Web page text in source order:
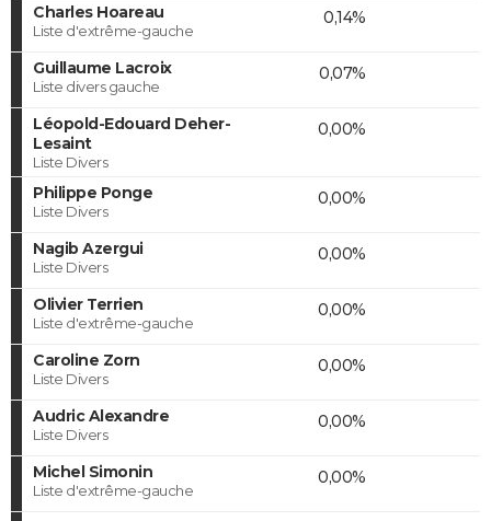
Charles Hoareau
Liste d'extrême-gauche
0,14%
Guillaume Lacroix
Liste divers gauche
0,07%
Léopold-Edouard Deher-
Lesaint
Liste Divers
0,00%
Philippe Ponge
Liste Divers
0,00%
Nagib Azergui
Liste Divers
0,00%
Olivier Terrien
Liste d'extrême-gauche
0,00%
Caroline Zorn
Liste Divers
0,00%
Audric Alexandre
Liste Divers
0,00%
Michel Simonin
Liste d'extrême-gauche
0,00%